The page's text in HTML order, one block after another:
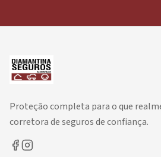
Proteção completa para o que
corretora de seguros de confiança.